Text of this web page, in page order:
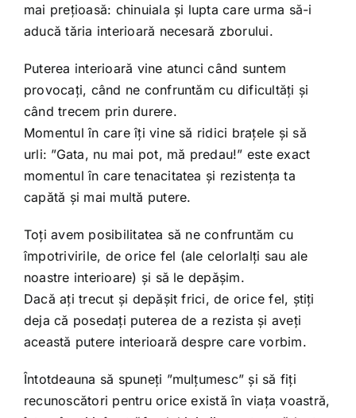
mai prețioasă: chinuiala și lupta care urma să-i
aducă tăria interioară necesară zborului.
Puterea interioară vine atunci când suntem
provocați, când ne confruntăm cu dificultăți și
când trecem prin durere.
Momentul în care îți vine să ridici brațele și să
urli: ”Gata, nu mai pot, mă predau!” este exact
momentul în care tenacitatea și rezistența ta
capătă și mai multă putere.
Toți avem posibilitatea să ne confruntăm cu
împotrivirile, de orice fel (ale celorlalți sau ale
noastre interioare) și să le depășim.
Dacă ați trecut și depășit frici, de orice fel, știți
deja că posedați puterea de a rezista și aveți
această putere interioară despre care vorbim.
Întotdeauna să spuneți ”mulțumesc” și să fiți
recunoscători pentru orice există în viața voastră,